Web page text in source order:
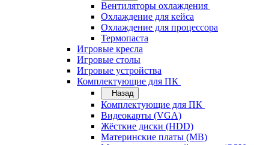
Вентиляторы охлаждения
Охлаждение для кейса
Охлаждение для процессора
Термопаста
Игровые кресла
Игровые столы
Игровые устройства
Комплектующие для ПК
Назад
Комплектующие для ПК
Видеокарты (VGA)
Жёсткие диски (HDD)
Материнские платы (MB)